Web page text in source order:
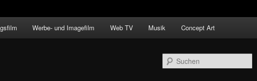
Werbe- und Imagefilm Web TV Musik Concept Art
u